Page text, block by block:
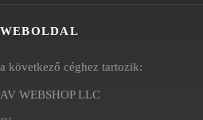
WEBOLDAL
a következő céghez tartozik:
AV WEBSHOP LLC